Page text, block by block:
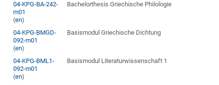
04-KPG-BA-242-
m01
(en)
Bachelorthesis Griechische Philologie
04-KPG-BMGD-
092-m01
(en)
Basismodul Griechische Dichtung
04-KPG-BML1-
092-m01
(en)
Basismodul Literaturwissenschaft 1